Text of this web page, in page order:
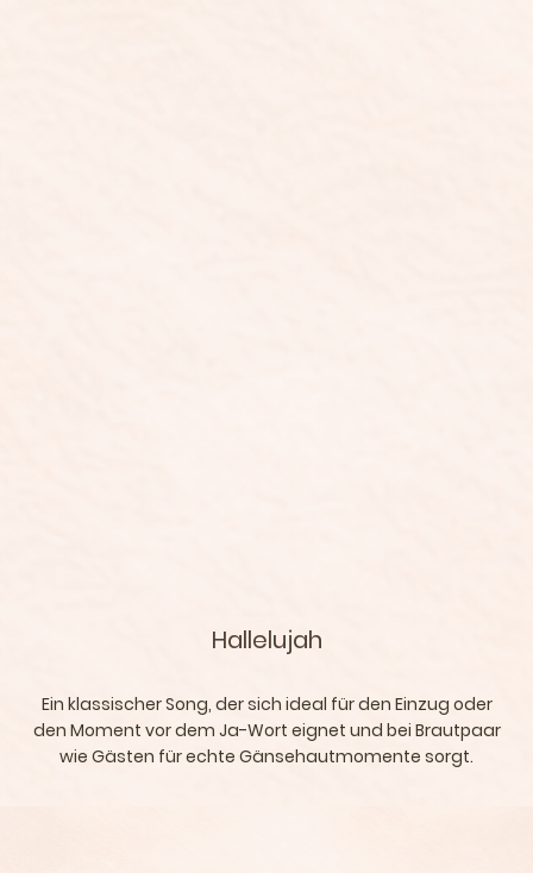
Hallelujah
Ein klassischer Song, der sich ideal für den Einzug oder
den Moment vor dem Ja-Wort eignet und bei Brautpaar
wie Gästen für echte Gänsehautmomente sorgt.